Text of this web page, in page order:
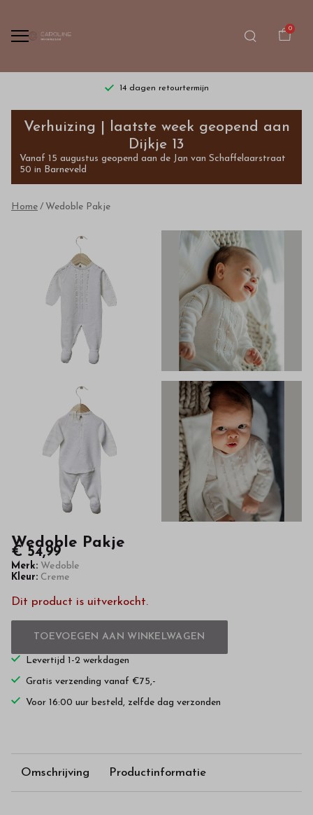
0
14 dagen retourtermijn
Wedoble
Pakje
Bestel
kinderkleding
hoge
kwaliteit
webshop
Verhuizing | laatste week geopend aan
Dijkje 13
Vanaf 15 augustus geopend aan de Jan van Schaffelaarstraat
50 in Barneveld
Home Wedoble Pakje
Wedoble Pakje
€ 54,99
Merk: Wedoble
Kleur: Creme
Dit product is uitverkocht.
TOEVOEGEN AAN WINKELWAGEN
Levertijd 1-2 werkdagen
Gratis verzending vanaf €75,-
Voor 16:00 uur besteld, zelfde dag verzonden
Omschrijving Productinformatie